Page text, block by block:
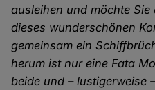
ausleihen und möchte
dieses wunderschönen
gemeinsam ein
herum ist nur eine Fata
beide und – lustigerweise